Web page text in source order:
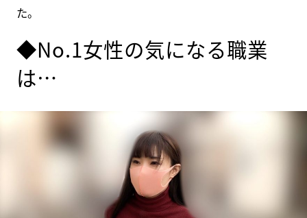
た。
◆No.1女性の気になる職業
は…